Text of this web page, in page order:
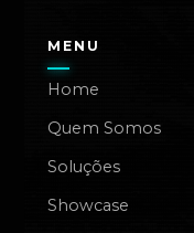
MENU
Home
Quem Somos
Soluções
Showcase